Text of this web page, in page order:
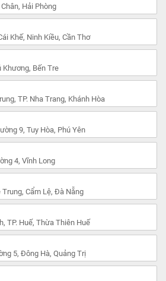
Hải Phòng
Khế, Ninh Kiều, Cần Thơ
Bến Tre
TP. Nha Trang, Khánh Hòa
9, Tuy Hòa, Phú Yên
4, Vĩnh Long
Cẩm Lệ, Đà Nẵng
TP. Huế, Thừa Thiên Huế
5, Đông Hà, Quảng Trị